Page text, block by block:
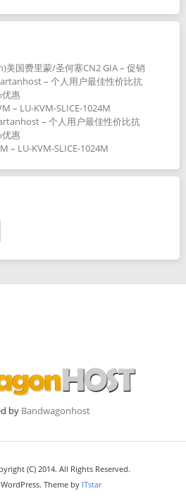
美国费里蒙/圣何塞CN2 GIA – 促销
– 个人用户最佳性价比抗
优惠
– LU-KVM-SLICE-1024M
– 个人用户最佳性价比抗
优惠
– LU-KVM-SLICE-1024M
by Bandwagonhost
(C) 2014. All Rights Reserved.
Theme by ITstar